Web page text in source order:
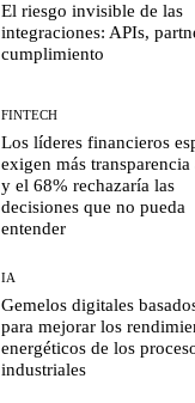
El riesgo invisible de las
integraciones: APIs,
cumplimiento
FINTECH
Los líderes financieros
exigen más
y el 68% rechazaría las
decisiones que no pueda
entender
IA
Gemelos digitales
para mejorar los
energéticos de los
industriales